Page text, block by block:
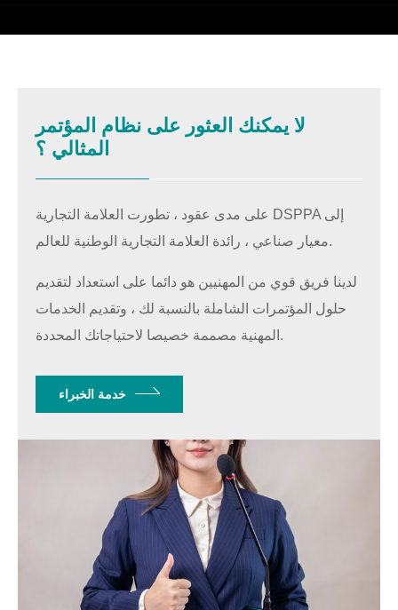
لا يمكنك العثور على نظام المؤتمر
المثالي ؟
على مدى عقود ، تطورت العلامة التجارية DSPPA إلى
معيار صناعي ، رائدة العلامة التجارية الوطنية للعالم.
لدينا فريق قوي من المهنيين هو دائما على استعداد لتقديم
حلول المؤتمرات الشاملة بالنسبة لك ، وتقديم الخدمات
المهنية مصممة خصيصا لاحتياجاتك المحددة.
خدمة الخبراء